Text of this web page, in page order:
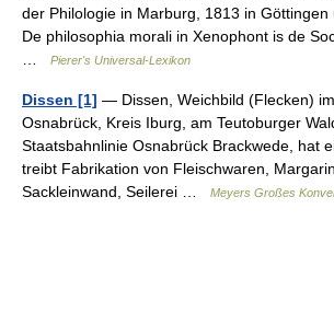
der Philologie in Marburg, 1813 in Göttingen
De philosophia morali in Xenophont is de
Pierer's Universal-Lexikon
Dissen [1] — Dissen, Weichbild (Flecken)
Osnabrück, Kreis Iburg, am Teutoburger
Staatsbahnlinie Osnabrück Brackwede, hat
treibt Fabrikation von Fleischwaren,
Sackleinwand, Seilerei …
Meyers Großes